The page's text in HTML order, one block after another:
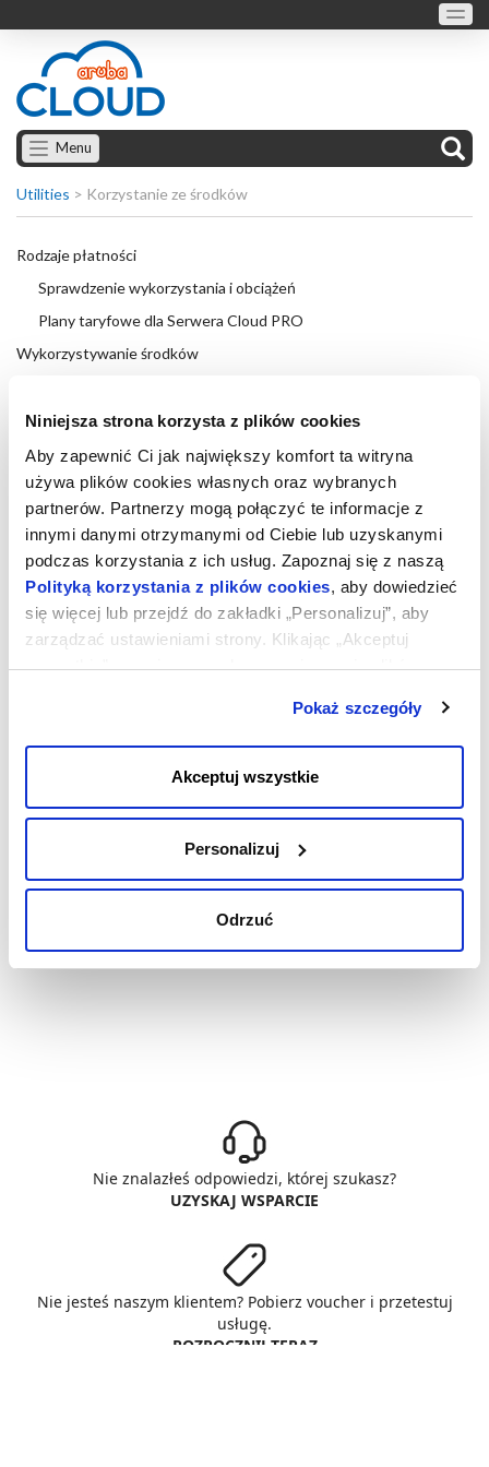
Niniejsza strona korzysta z plików cookies
Aby zapewnić Ci jak największy komfort ta witryna
używa plików cookies własnych oraz wybranych
partnerów. Partnerzy mogą połączyć te informacje z
innymi danymi otrzymanymi od Ciebie lub uzyskanymi
podczas korzystania z ich usług. Zapoznaj się z naszą
Polityką korzystania z plików cookies, aby dowiedzieć
się więcej lub przejdź do zakładki „Personalizuj”, aby
zarządzać ustawieniami strony. Klikając „Akceptuj
wszystkie”, wyrażasz zgodę na zapisywanie plików
akceptujesz przechowywanie tylko niezbędnych plików
cookies.
Pokaż szczegóły
Akceptuj wszystkie
Personalizuj
Odrzuć
Menu
Utilities > Korzystanie ze środków
Rodzaje płatności
Sprawdzenie wykorzystania i obciążeń
Plany taryfowe dla Serwera Cloud PRO
Wykorzystywanie środków
Koszt usług bazujący na alokacji zasobów
Co dzieje się ze środkami po rezygnacji z usługi?
Upgrade: Kalkulacja alokacji kosztów
Co dzieje się w przypadku wyczerpania środków?
Reaktywacja usług po doładowaniu
Czas wyczerpania środków
Nie znalazłeś odpowiedzi, której szukasz?
UZYSKAJ WSPARCIE
Nie jesteś naszym klientem? Pobierz voucher i przetestuj
usługę.
ROZPOCZNIJ TERAZ